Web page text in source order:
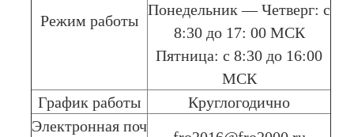
Режим работы
Понедельник — Четверг: с
8:30 до 17: 00 МСК
Пятница: с 8:30 до 16:00
МСК
График работы
Круглогодично
Электронная поч